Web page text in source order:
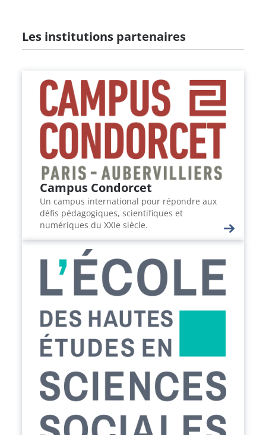
Les institutions partenaires
Campus Condorcet
Un campus international pour répondre aux
défis pédagogiques, scientifiques et
numériques du XXIe siècle.